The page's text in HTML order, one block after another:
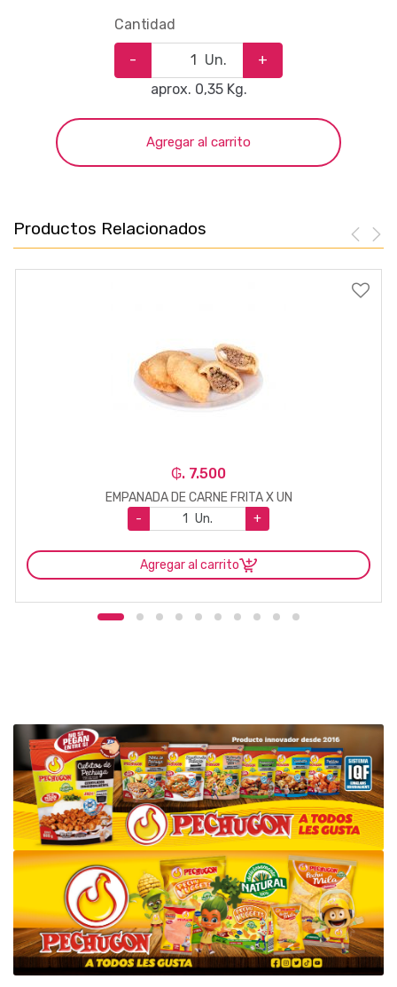
Cantidad
- Un.
+
aprox. 0,35 Kg.
Agregar al carrito
Productos Relacionados
₲. 7.500
EMPANADA DE CARNE FRITA X UN
-
Un. +
Agregar al carrito